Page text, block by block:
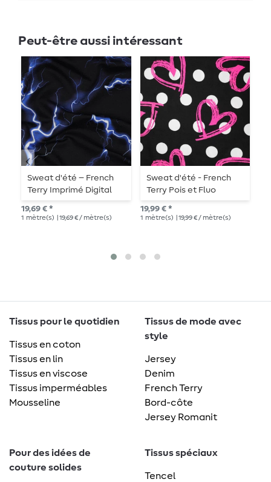
Peut-être aussi intéressant
Sweat d'été – French
Terry Imprimé Digital
Éclairs Noir
19,69 € *
1 mètre(s) | 19,69 € / mètre(s)
Sweat d'été - French
Terry Pois et Fluo
Coeurs Noir
19,99 € *
1 mètre(s) | 19,99 € / mètre(s)
Tissus pour le quotidien
Tissus en coton
Tissus en lin
Tissus en viscose
Tissus imperméables
Mousseline
Tissus de mode avec
style
Jersey
Denim
French Terry
Bord-côte
Jersey Romanit
Pour des idées de
couture solides
Tissus spéciaux
Tencel